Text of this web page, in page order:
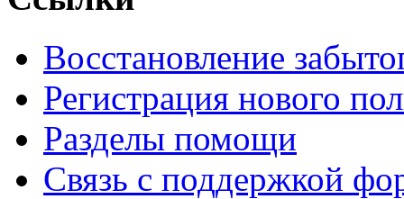
Восстановление
Регистрация нового
Разделы помощи
Связь с поддержкой